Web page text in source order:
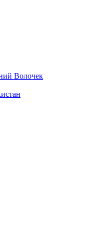
Волочек